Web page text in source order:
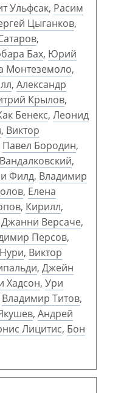
Ульфсак, Расим
Цыганков,
,
Бах, Юрий
Монтеземоло,
, Александр
Крылов,
Бенекс, Леонид
, Виктор
Павел Бородин,
,
Филд, Владимир
, Елена
, Кирилл,
Джанни Версаче,
Персов,
, Виктор
, Джейн
Хадсон, Ури
Владимир Титов,
, Андрей
Лицитис, Бон